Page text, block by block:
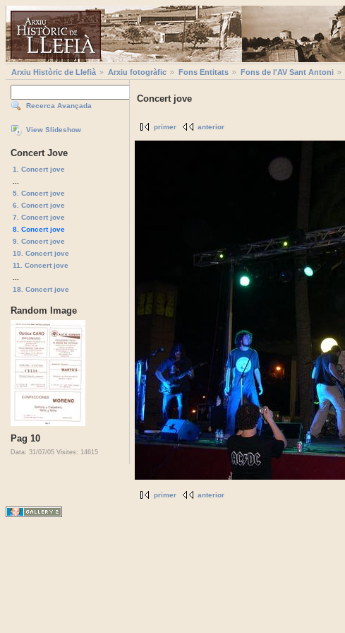
Arxiu Històric de Llefià Arxiu fotogràfic Fons Entitats Fons de l'AV Sant Antoni
Recerca Avançada
View Slideshow
Concert Jove
1. Concert jove
5. Concert jove
6. Concert jove
7. Concert jove
8. Concert jove
9. Concert jove
10. Concert jove
11. Concert jove
18. Concert jove
Random Image
Pag 10
Data: 31/07/05 Visites: 14615
Concert jove
primer anterior
primer anterior